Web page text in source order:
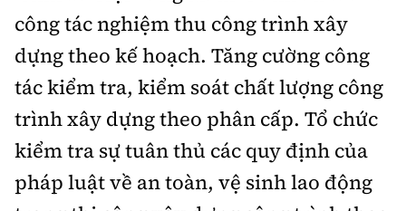
công tác nghiệm thu công trình xây
dựng theo kế hoạch. Tăng cường công
tác kiểm tra, kiểm soát chất lượng công
trình xây dựng theo phân cấp. Tổ chức
kiểm tra sự tuân thủ các quy định của
pháp luật về an toàn, vệ sinh lao động